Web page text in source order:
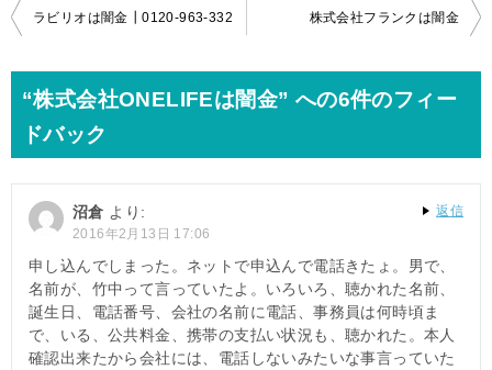
投
ゲ
シ
ョ
ン
ラビリオは闇金┃0120-963-332 株式会社フランクは闇金
“株式会社ONELIFEは闇金” への6件のフィー
ドバック
沼倉 より:
2016年2月13日 17:06
申し込んでしまった。ネットで申込んで電話きたょ。男で、
名前が、竹中って言っていたよ。いろいろ、聴かれた名前、
誕生日、電話番号、会社の名前に電話、事務員は何時頃ま
で、いる、公共料金、携帯の支払い状況も、聴かれた。本人
確認出来たから会社には、電話しないみたいな事言っていた
返信